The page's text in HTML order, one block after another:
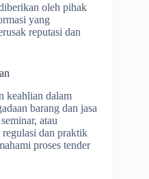
oleh pihak
yang
reputasi dan
keahlian dalam
barang dan jasa
atau
dan praktik
proses tender